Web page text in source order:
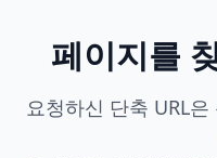
페이지를
요청하신 단축 URL